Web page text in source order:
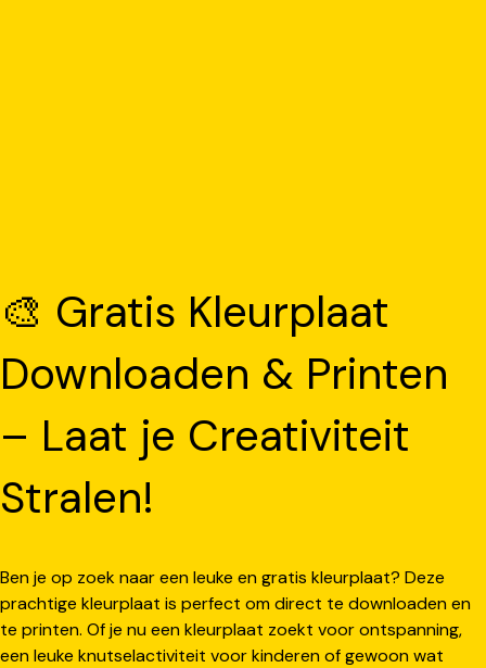
🎨 Gratis Kleurplaat
Downloaden & Printen
– Laat je Creativiteit
Stralen!
Ben je op zoek naar een leuke en gratis kleurplaat? Deze
prachtige kleurplaat is perfect om direct te downloaden en
te printen. Of je nu een kleurplaat zoekt voor ontspanning,
een leuke knutselactiviteit voor kinderen of gewoon wat